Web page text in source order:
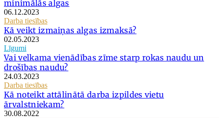
minimālās algas
06.12.2023
Darba tiesības
Kā veikt izmaiņas algas izmaksā?
02.05.2023
Līgumi
Vai velkama vienādības zīme starp rokas naudu un
drošības naudu?
24.03.2023
Darba tiesības
Kā noteikt attālinātā darba izpildes vietu
ārvalstniekam?
30.08.2022